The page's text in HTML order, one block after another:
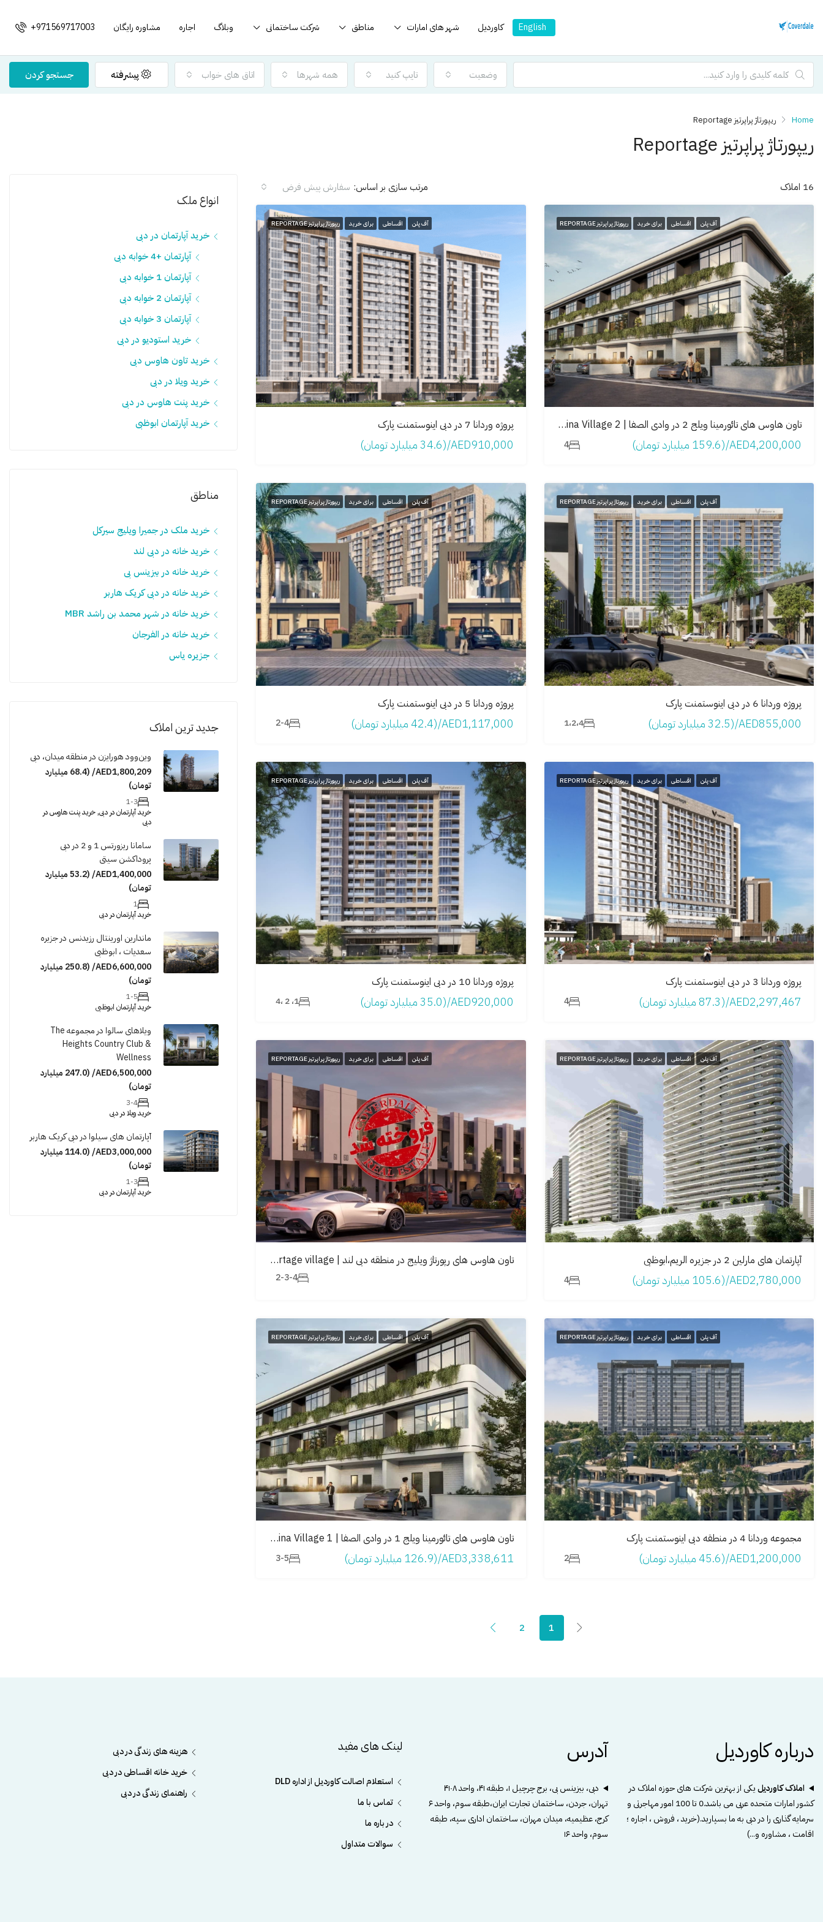
English کاوردیل شهر های امارات مناطق شرکت ساختمانی وبلاگ اجاره مشاوره رایگان +971569717003
وضعیت تایپ کنید همه شهرها اتاق های خواب پیشرفته جستجو کردن
Home ریپورتاژ پراپرتیز Reportage
ریپورتاژ پراپرتیز Reportage
16 املاک مرتب سازی بر اساس: سفارش پیش فرض
آف پلن اقساطی برای خرید ریپورتاژ پراپرتیز REPORTAGE
تاون هاوس های تائورمینا ویلج 2 در وادی الصفا | Taormina Village 2
AED4,200,000/(159.6 میلیارد تومان) 4
آف پلن اقساطی برای خرید ریپورتاژ پراپرتیز REPORTAGE
پروژه وردانا 7 در دبی اینوستمنت پارک
AED910,000/(34.6 میلیارد تومان)
آف پلن اقساطی برای خرید ریپورتاژ پراپرتیز REPORTAGE
پروژه وردانا 6 در دبی اینوستمنت پارک
AED855,000/(32.5 میلیارد تومان) 1،2،4
آف پلن اقساطی برای خرید ریپورتاژ پراپرتیز REPORTAGE
پروژه وردانا 5 در دبی اینوستمنت پارک
AED1,117,000/(42.4 میلیارد تومان) 2-4
آف پلن اقساطی برای خرید ریپورتاژ پراپرتیز REPORTAGE
پروژه وردانا 3 در دبی اینوستمنت پارک
AED2,297,467/(87.3 میلیارد تومان) 4
آف پلن اقساطی برای خرید ریپورتاژ پراپرتیز REPORTAGE
پروژه وردانا 10 در دبی اینوستمنت پارک
AED920,000/(35.0 میلیارد تومان) 1، 2 ،4
آف پلن اقساطی برای خرید ریپورتاژ پراپرتیز REPORTAGE
آپارتمان های مارلین 2 در جزیره الریم،ابوظبی
AED2,780,000/(105.6 میلیارد تومان) 4
آف پلن اقساطی برای خرید ریپورتاژ پراپرتیز REPORTAGE
تاون هاوس های رپورتاژ ویلیج در منطقە دبی لند | Reportage village
2-3-4
آف پلن اقساطی برای خرید ریپورتاژ پراپرتیز REPORTAGE
مجموعه وردانا 4 در منطقە دبی اینوستمنت پارک
AED1,200,000/(45.6 میلیارد تومان) 2
آف پلن اقساطی برای خرید ریپورتاژ پراپرتیز REPORTAGE
تاون هاوس های تائورمینا ویلج 1 در وادی الصفا | Taormina Village 1
AED3,338,611/(126.9 میلیارد تومان) 3-5
1
2
انواع ملک
خرید آپارتمان در دبی
آپارتمان +4 خوابه دبی
آپارتمان 1 خوابه دبی
آپارتمان 2 خوابه دبی
آپارتمان 3 خوابه دبی
خرید استودیو در دبی
خرید تاون هاوس دبی
خرید ویلا در دبی
خرید پنت هاوس در دبی
خرید آپارتمان ابوظبی
مناطق
خرید ملک در جمیرا ویلیج سيرکل
خرید خانه در دبی لند
خرید خانه در بیزینس بی
خرید خانه در دبی کریک هاربر
خرید خانه در شهر محمد بن راشد MBR
خرید خانه در الفرجان
جزیره یاس
جدید ترین املاک
وین‌وود هورایزن در منطقه میدان، دبی
AED1,800,209/ (68.4 میلیارد
تومان)
1-3
خرید آپارتمان در دبی, خرید پنت هاوس در
دبی
سامانا ریزورتس 1 و 2 در دبی
پروداکشن سیتی
AED1,400,000/ (53.2 میلیارد
تومان)
1
خرید آپارتمان در دبی
ماندارین اورینتال رزیدنس در جزیره
سعدیات ، ابوظبی
AED6,600,000/ (250.8 میلیارد
تومان)
1-5
خرید آپارتمان ابوظبی
ویلاهای سالوا در مجموعه The
Heights Country Club &
Wellness
AED6,500,000/ (247.0 میلیارد
تومان)
3-4
خرید ویلا در دبی
آپارتمان های سیلوا در دبی کریک هاربر
AED3,000,000/ (114.0 میلیارد
تومان)
1-3
خرید آپارتمان در دبی
درباره کاوردیل
املاک کاوردیلیکی از بهترین شرکت های حوزه املاک در
کشور امارات متحده عربی می باشد.0 تا 100 امور مهاجرتی و
سرمایه گذاری را در دبی به ما بسپارید.(خرید ، فروش ، اجاره ؛
اقامت ، مشاوره و...)
آدرس
دبی، بیزینس بی، برج چرچیل ۱، طبقه ۴۱، واحد ۴۱۰۸
تهران، جردن، ساختمان تجارت ایران،طبقه سوم، واحد ۶
کرج، عظیمیه، میدان مهران، ساختمان اداری سپه، طبقه
سوم، واحد ۱۶
لینک های مفید
استعلام اصالت کاوردیل از اداره DLD
تماس با ما
در باره ما
سوالات متداول
هزینه های زندگی در دبی
خرید خانه اقساطی در دبی
راهنمای زندگی در دبی